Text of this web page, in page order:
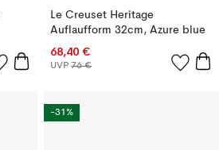
Le Creuset Heritage
Auflaufform 32cm, Azure blue
68,40 €
UVP 76 €
-31%